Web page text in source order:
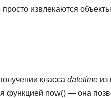
извлекаются объекты
класса datetimeиз
функцией now() — она